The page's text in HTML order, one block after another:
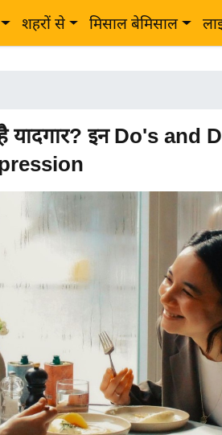
शहरों से मिसाल बेमिसाल
यादगार? इन Do's and